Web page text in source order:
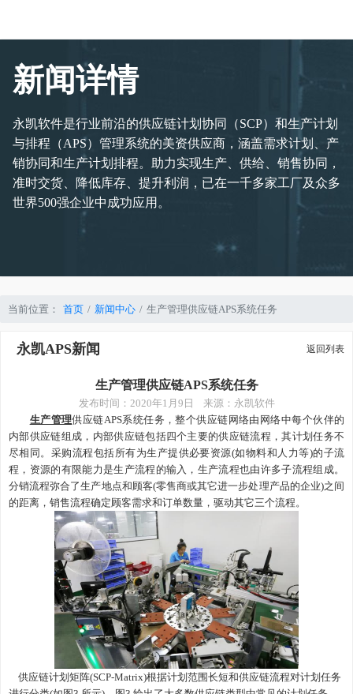
新闻详情
永凯软件是行业前沿的供应链计划协同（SCP）和生产计划
与排程（APS）管理系统的美资供应商，涵盖需求计划、产
销协同和生产计划排程。助力实现生产、供给、销售协同，
准时交货、降低库存、提升利润，已在一千多家工厂及众多
世界500强企业中成功应用。
当前位置： 首页 新闻中心 生产管理供应链APS系统任务
永凯APS新闻 返回列表
生产管理供应链APS系统任务
发布时间： 2020年1月9日 来源：永凯软件
生产管理供应链APS系统任务，整个供应链网络由网络中每个伙伴的
内部供应链组成，内部供应链包括四个主要的供应链流程，其计划任务不
尽相同。采购流程包括所有为生产提供必要资源(如物料和人力等)的子流
程，资源的有限能力是生产流程的输入，生产流程也由许多子流程组成。
分销流程弥合了生产地点和顾客(零售商或其它进一步处理产品的企业)之间
的距离，销售流程确定顾客需求和订单数量，驱动其它三个流程。
供应链计划矩阵(SCP-Matrix)根据计划范围长短和供应链流程对计划任务